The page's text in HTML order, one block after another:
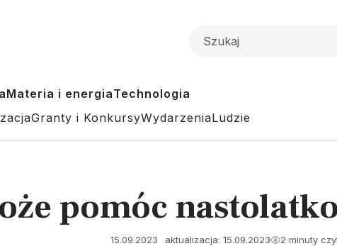
Materia i energiaTechnologia
Granty i KonkursyWydarzeniaLudzie
pomóc
15.09.2023 aktualizacja: 15.09.2023 2 minuty